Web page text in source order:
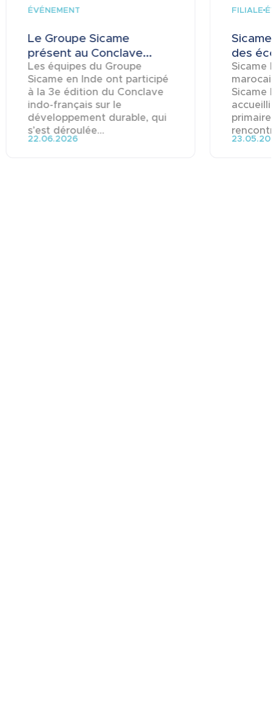
ÉVÉNEMENT
Le Groupe Sicame
présent au Conclave...
Les équipes du Groupe
Sicame en Inde ont participé
à la 3e édition du Conclave
indo-français sur le
développement durable, qui
s’est déroulée...
22.06.2026
FILIALE
des
Sicame
Sicame